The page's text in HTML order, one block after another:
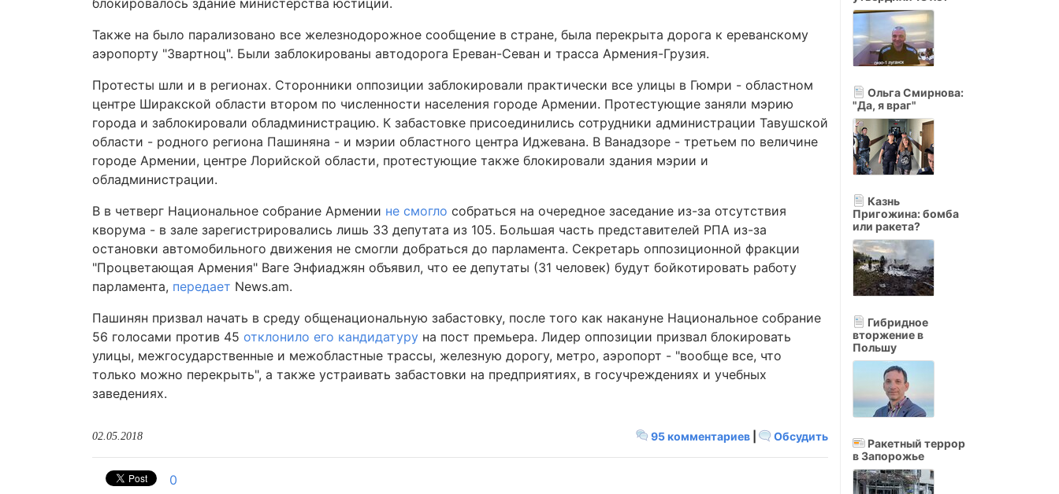
блокировалось здание министерства юстиции.
Также на было парализовано все железнодорожное сообщение в стране, была перекрыта дорога к ереванскому
аэропорту "Звартноц". Были заблокированы автодорога Ереван-Севан и трасса Армения-Грузия.
Протесты шли и в регионах. Сторонники оппозиции заблокировали практически все улицы в Гюмри - областном
центре Ширакской области втором по численности населения городе Армении. Протестующие заняли мэрию
города и заблокировали обладминистрацию. К забастовке присоединились сотрудники администрации Тавушской
области - родного региона Пашиняна - и мэрии областного центра Иджевана. В Ванадзоре - третьем по величине
городе Армении, центре Лорийской области, протестующие также блокировали здания мэрии и
обладминистрации.
В в четверг Национальное собрание Армении не смогло собраться на очередное заседание из-за отсутствия
кворума - в зале зарегистрировались лишь 33 депутата из 105. Большая часть представителей РПА из-за
остановки автомобильного движения не смогли добраться до парламента. Секретарь оппозиционной фракции
"Процветающая Армения" Ваге Энфиаджян объявил, что ее депутаты (31 человек) будут бойкотировать работу
парламента, передает News.am.
Пашинян призвал начать в среду общенациональную забастовку, после того как накануне Национальное собрание
56 голосами против 45 отклонило его кандидатуру на пост премьера. Лидер оппозиции призвал блокировать
улицы, межгосударственные и межобластные трассы, железную дорогу, метро, аэропорт - "вообще все, что
только можно перекрыть", а также устраивать забастовки на предприятиях, в госучреждениях и учебных
заведениях.
95 комментариев Обсудить
02.05.2018
0
Ольга Смирнова:
"Да, я враг"
Казнь
Пригожина: бомба
или ракета?
Гибридное
вторжение в
Польшу
Ракетный террор
в Запорожье